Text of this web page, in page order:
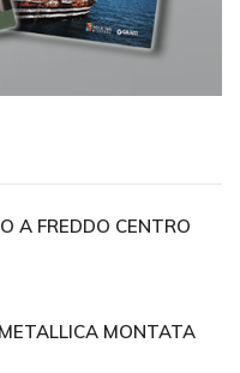
A FREDDO CENTRO
MONTATA